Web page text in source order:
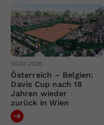
30.04.2026
Österreich – Belgien:
Davis Cup nach 18
Jahren wieder
zurück in Wien